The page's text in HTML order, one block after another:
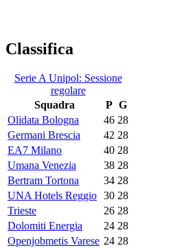
Classifica
Serie A Unipol: Sessione
regolare
Squadra
P G
Olidata Bologna
46 28
Germani Brescia
42 28
EA7 Milano
40 28
Umana Venezia
38 28
Bertram Tortona
34 28
UNA Hotels Reggio 30 28
Trieste
26 28
Dolomiti Energia
24 28
Openjobmetis Varese 24 28